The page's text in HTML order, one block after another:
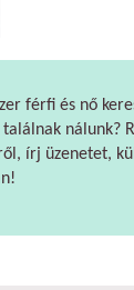
férfi és nő
nálunk?
írj üzenetet,